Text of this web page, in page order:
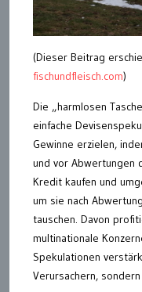
(Dieser Beitrag
fischundfleisch.com)
Die „harmlosen
einfache
Gewinne erzielen,
und vor Abwertungen
Kredit kaufen und
um sie nach
tauschen. Davon
multinationale
Spekulationen
Verursachern,